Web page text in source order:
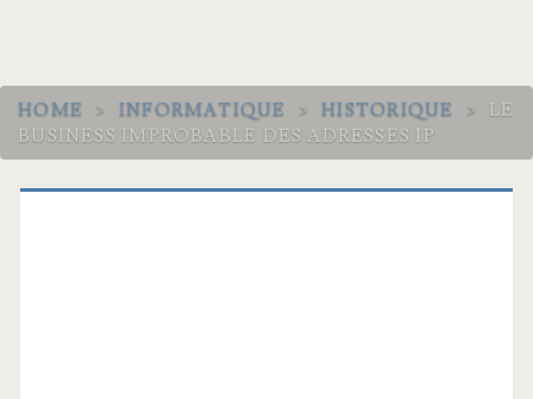
HOME > INFORMATIQUE > HISTORIQUE >
LE
BUSINESS IMPROBABLE DES ADRESSES IP